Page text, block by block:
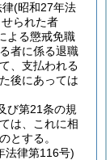
律(昭和27年法
られた者
よる懲戒免職
者に係る退職
、支払われる
後にあっては
び第21条の規
は、これに相
とする。
法律第116号)